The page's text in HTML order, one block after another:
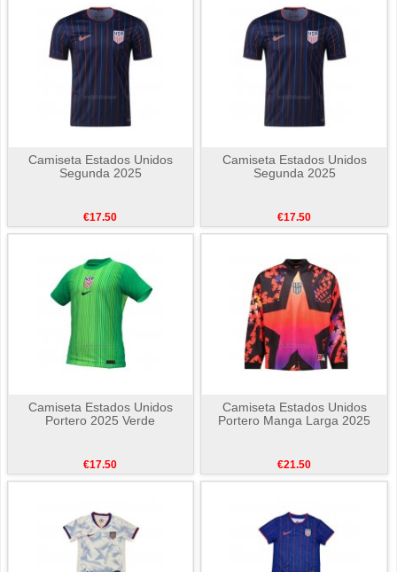
Camiseta Estados Unidos
Segunda 2025
€17.50
Camiseta Estados Unidos
Segunda 2025
€17.50
Camiseta Estados Unidos
Portero 2025 Verde
€17.50
Camiseta Estados Unidos
Portero Manga Larga 2025
€21.50